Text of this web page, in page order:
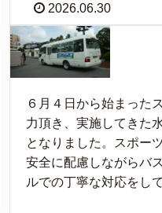
2026.06.30
６月４日から始まった
力頂き、実施してきた
となりました。スポー
安全に配慮しながらバ
ルでの丁寧な対応をし